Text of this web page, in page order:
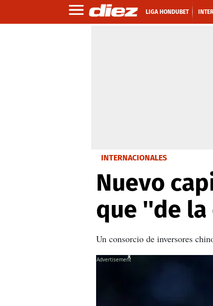
LIGA HONDUBET
INTERNACIONALES
Nuevo
que ''de
Un consorcio de inversores
X